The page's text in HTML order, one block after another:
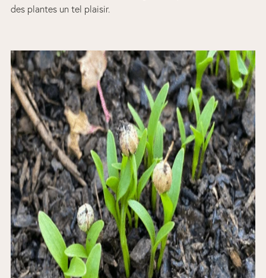
des plantes un tel plaisir.